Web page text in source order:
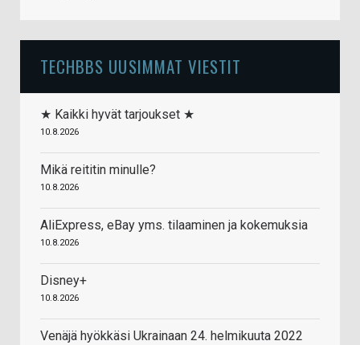
TECHBBS UUSIMMAT VIESTIT
★ Kaikki hyvät tarjoukset ★
10.8.2026
Mikä reititin minulle?
10.8.2026
AliExpress, eBay yms. tilaaminen ja kokemuksia
10.8.2026
Disney+
10.8.2026
Venäjä hyökkäsi Ukrainaan 24. helmikuuta 2022